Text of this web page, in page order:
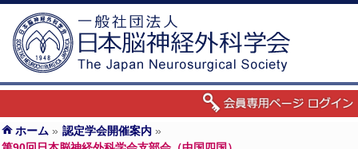
ホーム » 認定学会開催案内 »